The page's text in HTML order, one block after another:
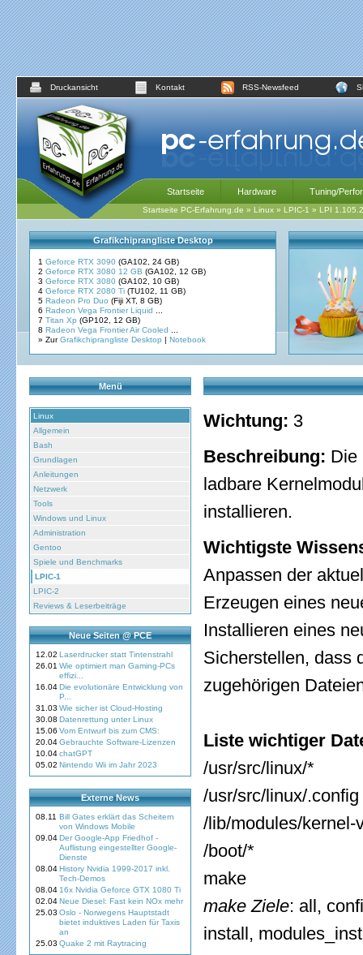
Druckansicht Kontakt RSS-Newsfeed
Startseite Hardware Tuning/
Startseite PC-Erfahrung.de » Linux » LPIC-1 » LPI 1.105.2
Grafikchiprangliste Desktop
1 Geforce RTX 3090 (GA102, 24 GB)
2 Geforce RTX 3080 12 GB (GA102, 12 GB)
3 Geforce RTX 3080 (GA102, 10 GB)
4 Geforce RTX 2080 Ti (TU102, 11 GB)
5 Radeon Pro Duo (Fiji XT, 8 GB)
6 Radeon Vega Frontier Liquid
7 Titan Xp (GP102, 12 GB)
8 Radeon Vega Frontier Air Cooled
» ZurGrafikchiprangliste Desktop | Notebook
Menü
Linux
Allgemein
Bash
Grundlagen
Anleitungen
Netzwerk
Tools
Windows und Linux
Administration
Gentoo
Spiele und Benchmarks
LPIC-1
LPIC-2
Reviews & Leserbeiträge
Neue Seiten @ PCE
12.02 Laserdrucker statt Tintenstrahl
26.01 Wie optimiert man Gaming-PCs
effizi...
16.04Die evolutionäre Entwicklung von
P...
31.03 Wie sicher ist Cloud-Hosting
30.08 Datenrettung unter Linux
15.06 Vom Entwurf bis zum CMS:
20.04Gebrauchte Software-Lizenzen
10.04chatGPT
05.02 Nintendo Wii im Jahr 2023
Externe News
08.11 Bill Gates erklärt das Scheitern
von Windows Mobile
09.04Der Google-App Friedhof -
Auflistung eingestellter Google-
Dienste
08.04History Nvidia 1999-2017 inkl.
Tech-Demos
08.04 16x Nvidia Geforce GTX 1080 Ti
02.04Neue Diesel: Fast kein NOx mehr
25.03 Oslo - Norwegens Hauptstadt
bietet induktives Laden für Taxis
an
25.03 Quake 2 mit Raytracing
Wichtung: 3
Beschreibung: Die
ladbare
installieren.
Wichtigste
Anpassen der
Erzeugen eines
Installieren eines
Sicherstellen, dass
zugehörigen
Liste wichtiger
/usr/src/linux/*
/usr/src/linux/.config
/lib/modules/kernel-
/boot/*
make
make Ziele: all,
install,